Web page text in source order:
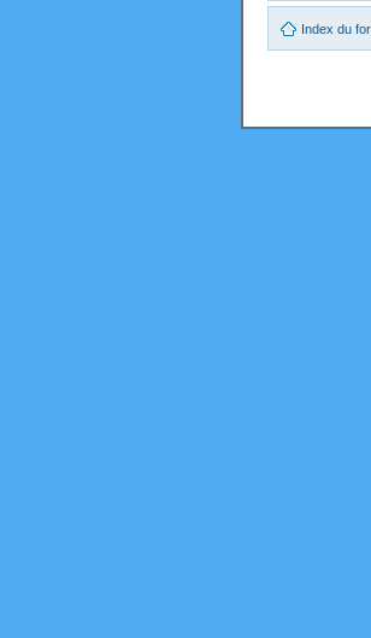
Index du